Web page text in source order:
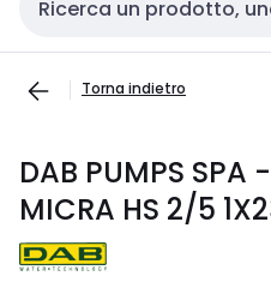
Cerca input
Torna indietro
DAB PUMPS SPA
MICRA HS 2/5